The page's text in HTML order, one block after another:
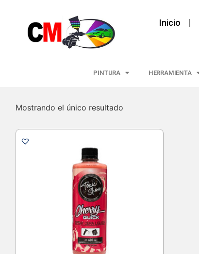
Inicio
PINTURA HERRAMIENTA
Mostrando el único resultado